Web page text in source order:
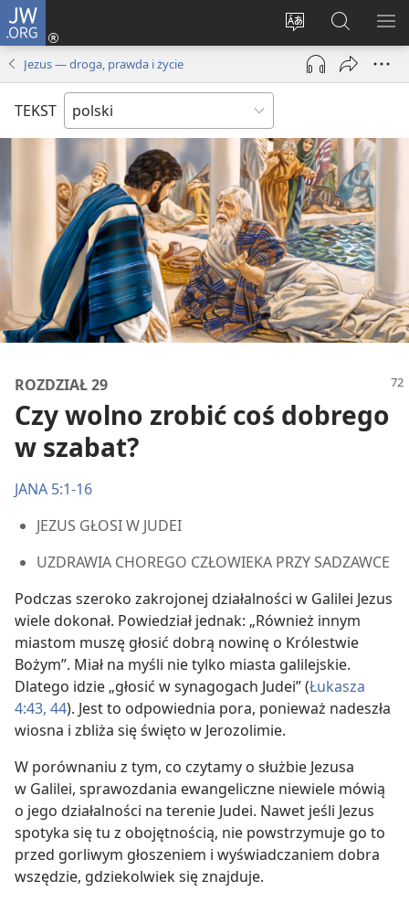
JW.ORG
Wybór
języka
Logowanie
(opens
window)
Szukaj
na
JW.ORG
Jezus — droga, prawda i życie
TEKST
ROZDZIAŁ 29
Czy wolno zrobić coś dobrego
w szabat?
JANA 5:1-16
JEZUS GŁOSI W JUDEI
UZDRAWIA CHOREGO CZŁOWIEKA PRZY SADZAWCE
Podczas szeroko zakrojonej działalności w Galilei Jezus
wiele dokonał. Powiedział jednak: „Również innym
miastom muszę głosić dobrą nowinę o Królestwie
Bożym”. Miał na myśli nie tylko miasta galilejskie.
Dlatego idzie „głosić w synagogach Judei” (Łukasza
4:43, 44). Jest to odpowiednia pora, ponieważ nadeszła
wiosna i zbliża się święto w Jerozolimie.
W porównaniu z tym, co czytamy o służbie Jezusa
w Galilei, sprawozdania ewangeliczne niewiele mówią
o jego działalności na terenie Judei. Nawet jeśli Jezus
spotyka się tu z obojętnością, nie powstrzymuje go to
przed gorliwym głoszeniem i wyświadczaniem dobra
wszędzie, gdziekolwiek się znajduje.